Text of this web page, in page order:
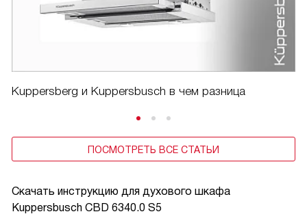
Скачать инструкцию для духового шкафа
Kuppersbusch CBD 6340.0 S5
Kuppersberg и Kuppersbusch в чем разница
ПОСМОТРЕТЬ ВСЕ СТАТЬИ